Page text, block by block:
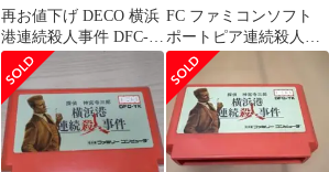
再お値下げ DECO 横浜
港連続殺人事件 DFC-
YK
FC ファミコンソフト
ポートピア連続殺人事
件